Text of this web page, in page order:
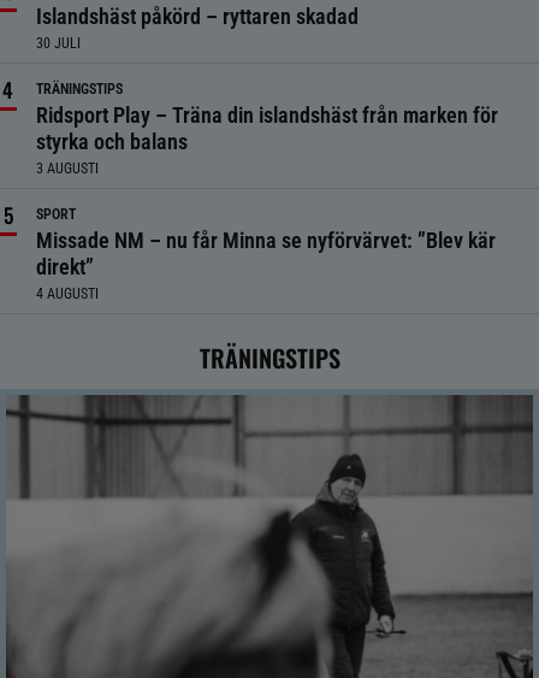
Islandshäst påkörd – ryttaren skadad
30 JULI
TRÄNINGSTIPS
Ridsport Play – Träna din islandshäst från marken för
styrka och balans
3 AUGUSTI
SPORT
Missade NM – nu får Minna se nyförvärvet: ”Blev kär
direkt”
4 AUGUSTI
TRÄNINGSTIPS